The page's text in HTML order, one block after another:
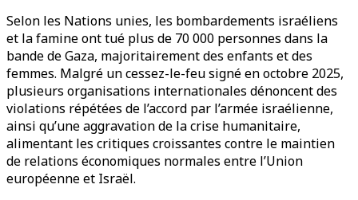
Selon les Nations unies, les bombardements israéliens
et la famine ont tué plus de 70 000 personnes dans la
bande de Gaza, majoritairement des enfants et des
femmes. Malgré un cessez-le-feu signé en octobre 2025,
plusieurs organisations internationales dénoncent des
violations répétées de l’accord par l’armée israélienne,
ainsi qu’une aggravation de la crise humanitaire,
alimentant les critiques croissantes contre le maintien
de relations économiques normales entre l’Union
européenne et Israël.